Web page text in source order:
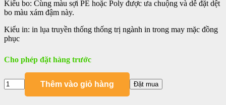
Kiểu bo: Cùng màu sợi PE hoặc Poly được ưa chuộng và dễ đặt dệt
bo màu xám đậm này.
Kiểu in: in lụa truyền thống thống trị ngành in trong may mặc đồng
phục
Cho phép đặt hàng trước
Áo
thun
Thêm vào giỏ hàng Đặt mua